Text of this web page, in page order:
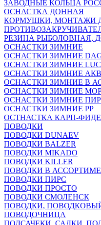
ЗАВОДНЫЕ КОЛЬЦА
ОСНАСТКА ДОННАЯ
КОРМУШКИ, МОНТАЖИ
РЕЗИНА РЫБОЛОВНАЯ,
ОСНАСТКИ ЗИМНИЕ
ОСНАСТКИ ЗИМНИЕ DAG
ОСНАСТКИ ЗИМНИЕ
ОСНАСТКИ ЗИМНИЕ
ОСНАСТКИ ЗИМНИЕ В
ОСНАСТКИ ЗИМНИЕ
ОСНАСТКИ ЗИМНИЕ
ОСНАСТКИ ЗИМНИЕ РР
ОСТНАСТКА КАРП-
ПОВОДКИ
ПОВОДКИ DUNAEV
ПОВОДКИ BALZER
ПОВОДКИ MIKADO
ПОВОДКИ KILLER
ПОВОДКИ В
ПОВОДКИ ПИРС
ПОВОДКИ ПРОСТО
ПОВОДКИ СМОЛЕНСК
ПОВОДКИ, ПОВОДКОВЫЙ
ПОВОДОЧНИЦА
ПОДСАЧЕКИ, САДКИ,